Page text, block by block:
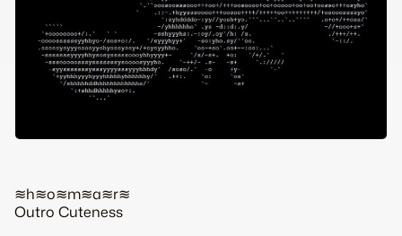
≋h≋o≋m≋a≋r≋
Outro Cuteness